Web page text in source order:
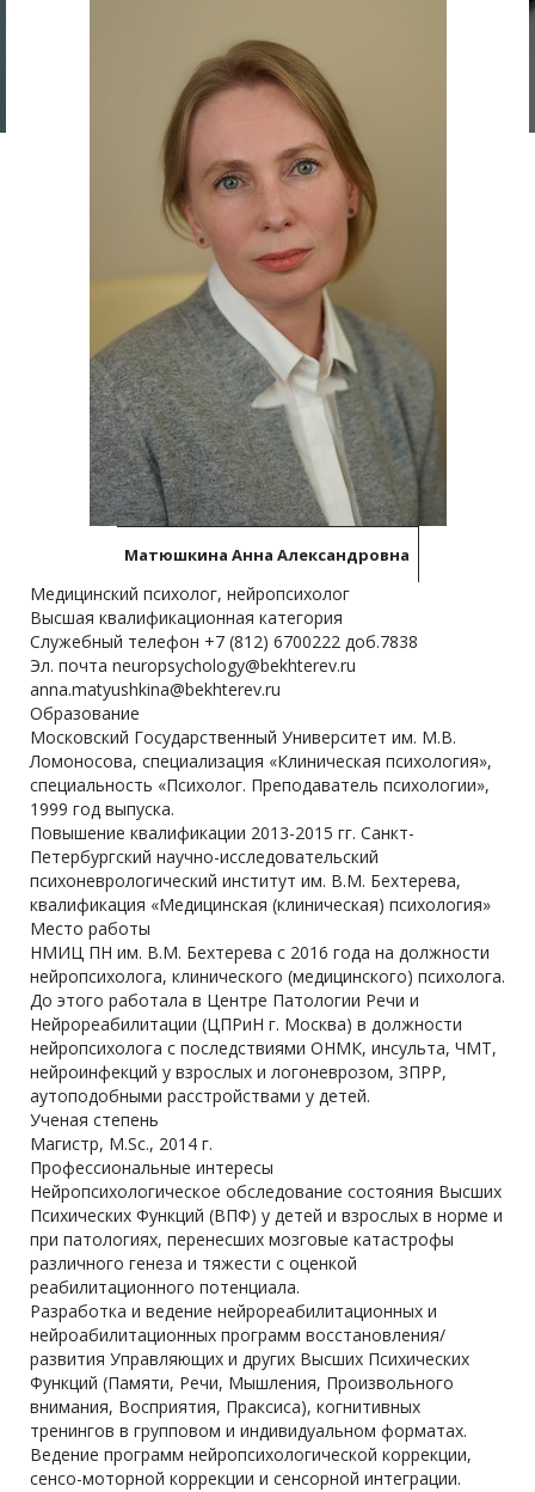
Матюшкина Анна Александровна
Медицинский психолог, нейропсихолог
Высшая квалификационная категория
Служебный телефон +7 (812) 6700222 доб.7838
Эл. почта neuropsychology@bekhterev.ru
anna.matyushkina@bekhterev.ru
Образование
Московский Государственный Университет им. М.В.
Ломоносова, специализация «Клиническая психология»,
специальность «Психолог. Преподаватель психологии»,
1999 год выпуска.
Повышение квалификации 2013-2015 гг. Санкт-
Петербургский научно-исследовательский
психоневрологический институт им. В.М. Бехтерева,
квалификация «Медицинская (клиническая) психология»
Место работы
НМИЦ ПН им. В.М. Бехтерева с 2016 года на должности
нейропсихолога, клинического (медицинского) психолога.
До этого работала в Центре Патологии Речи и
Нейрореабилитации (ЦПРиН г. Москва) в должности
нейропсихолога с последствиями ОНМК, инсульта, ЧМТ,
нейроинфекций у взрослых и логоневрозом, ЗПРР,
аутоподобными расстройствами у детей.
Ученая степень
Магистр, M.Sc., 2014 г.
Профессиональные интересы
Нейропсихологическое обследование состояния Высших
Психических Функций (ВПФ) у детей и взрослых в норме и
при патологиях, перенесших мозговые катастрофы
различного генеза и тяжести с оценкой
реабилитационного потенциала.
Разработка и ведение нейрореабилитационных и
нейроабилитационных программ восстановления/
развития Управляющих и других Высших Психических
Функций (Памяти, Речи, Мышления, Произвольного
внимания, Восприятия, Праксиса), когнитивных
тренингов в групповом и индивидуальном форматах.
Ведение программ нейропсихологической коррекции,
сенсо-моторной коррекции и сенсорной интеграции.